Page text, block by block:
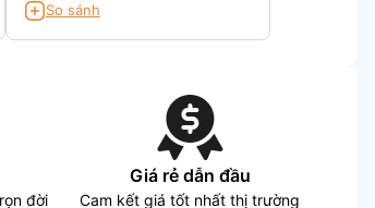
So sánh
đời
Giá rẻ dẫn đầu
Cam kết giá tốt nhất thị trường